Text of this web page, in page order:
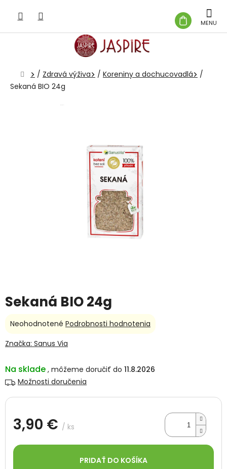
obsah
KOŠÍK
Domov
/ Zdravá výživa / Koreniny a dochucovadlá
/
Sekaná BIO 24g
Sekaná BIO 24g
Na sklade
11.8.2026
Možnosti doručenia
3,90 € / ks
cena:
PRIDAŤ DO KOŠÍKA
Priemerné
produktu
z
5
Neohodnotené Podrobnosti hodnotenia
Značka: Sanus Via